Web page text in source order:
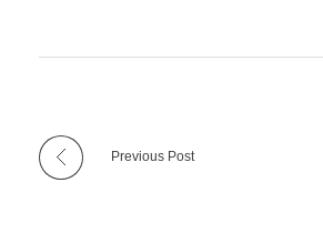
Previous Post